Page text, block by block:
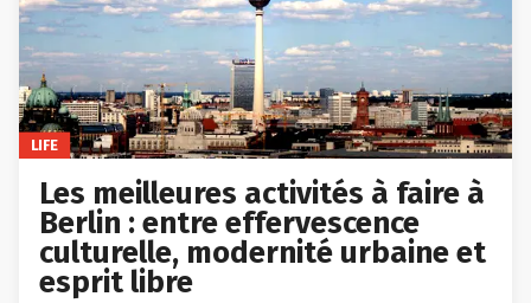
LIFE
Les meilleures activités à faire à
Berlin : entre effervescence
culturelle, modernité urbaine et
esprit libre